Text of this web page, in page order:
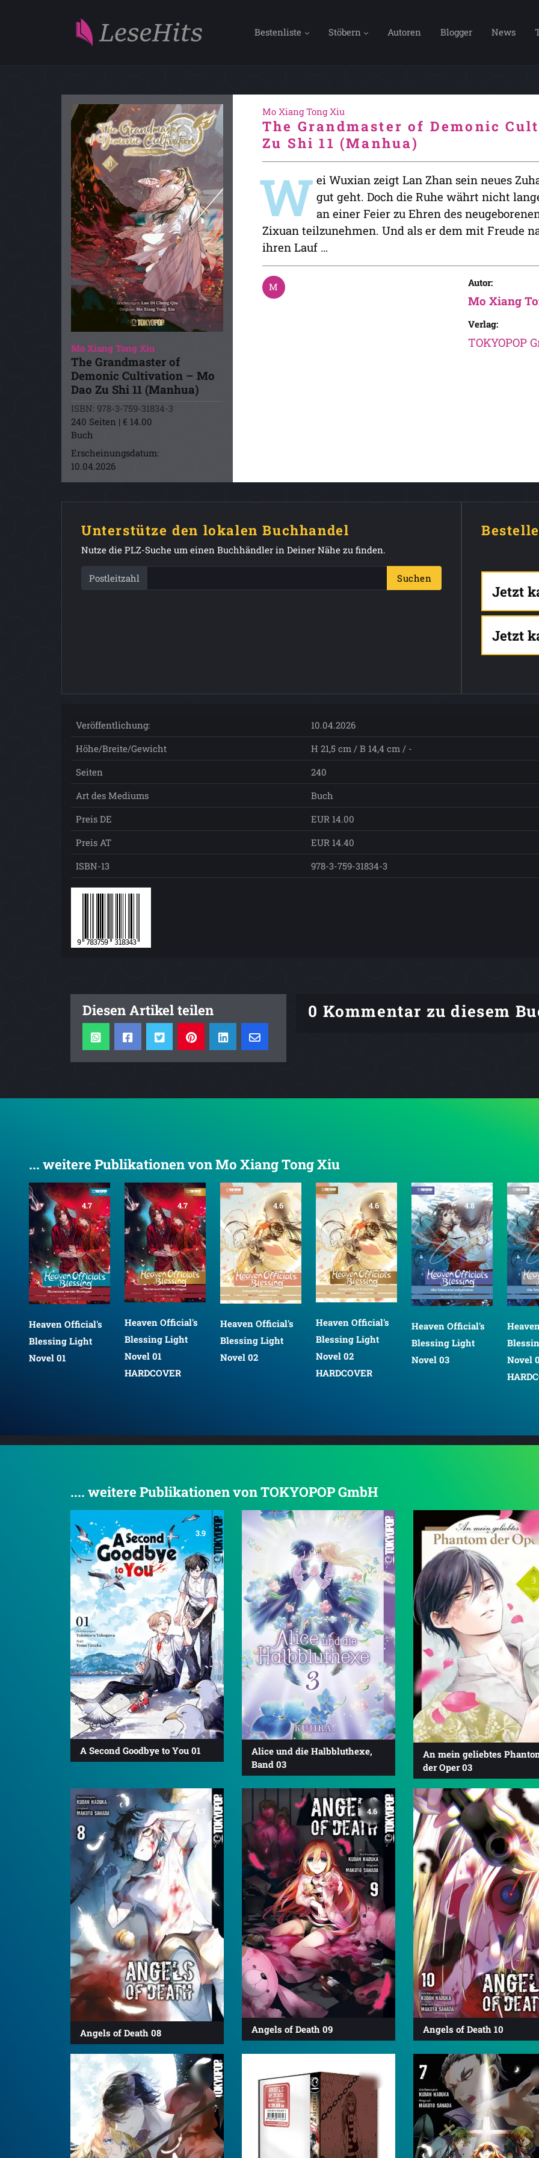
Bestenliste Stöbern Autoren Blogger News
Mo Xiang Tong Xiu
The Grandmaster of
Demonic Cultivation – Mo
Dao Zu Shi 11 (Manhua)
ISBN: 978-3-759-31834-3
240 Seiten | € 14.00
Buch
Erscheinungsdatum:
10.04.2026
Mo Xiang Tong Xiu
The Grandmaster of Demonic
Zu Shi 11 (Manhua)
W ei Wuxian zeigt Lan Zhan sein neues
gut geht. Doch die Ruhe währt nicht
an einer Feier zu Ehren des
Zixuan teilzunehmen. Und als er dem mit Freude
ihren Lauf …
Autor:
Mo Xiang
Verlag:
TOKYOPOP
Unterstütze den lokalen Buchhandel
Nutze die PLZ-Suche um einen Buchhändler in Deiner Nähe zu finden.
Postleitzahl Suchen
Jetzt
Jetzt
Veröffentlichung:
10.04.2026
Höhe/Breite/Gewicht
H 21,5 cm / B 14,4 cm / -
Seiten
240
Art des Mediums
Buch
Preis DE
EUR 14.00
Preis AT
EUR 14.40
ISBN-13
978-3-759-31834-3
Diesen Artikel teilen 0 Kommentar zu diesem
... weitere Publikationen von Mo Xiang Tong Xiu
Heaven Official's
Blessing Light
Novel 01
Heaven Official's
Blessing Light
Novel 02
Heaven Official's
Blessing Light
Novel 02
Heaven Official's
Blessing Light
Novel 03
Heaven Official's
Blessing Light
Novel 03
.... weitere Publikationen von TOKYOPOP GmbH
3.9
A Second Goodbye to You 01
Alice und die Halbbluthexe,
Band 03
An mein geliebtes
der Oper 03
4.7
Angels of Death 08
4.6
Angels of Death 09 Angels of Death 10